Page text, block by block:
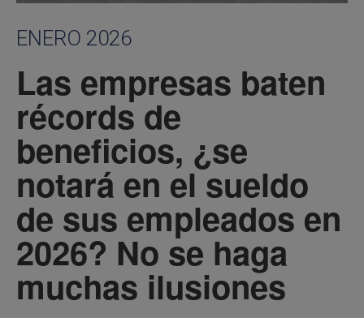
ENERO 2026
Las empresas baten
récords de
beneficios, ¿se
notará en el sueldo
de sus empleados en
2026? No se haga
muchas ilusiones